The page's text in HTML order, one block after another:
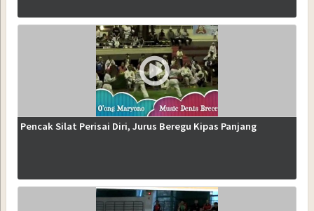
Pencak Silat Perisai Diri, Jurus Beregu Kipas Panjang